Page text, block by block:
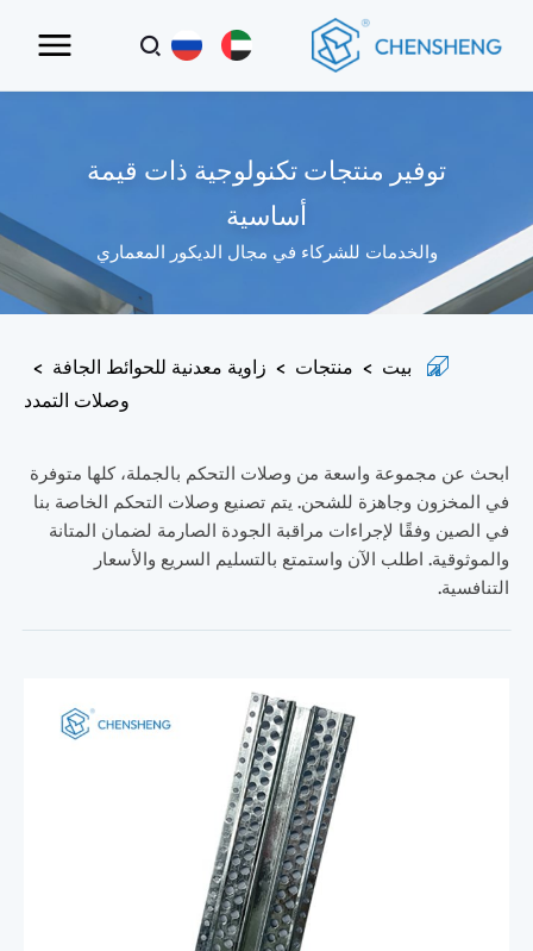
توفير منتجات تكنولوجية ذات قيمة
أساسية
والخدمات للشركاء في مجال الديكور المعماري
بيت > منتجات > زاوية معدنية للحوائط الجافة >
وصلات التمدد
ابحث عن مجموعة واسعة من وصلات التحكم بالجملة، كلها متوفرة
في المخزون وجاهزة للشحن. يتم تصنيع وصلات التحكم الخاصة بنا
في الصين وفقًا لإجراءات مراقبة الجودة الصارمة لضمان المتانة
والموثوقية. اطلب الآن واستمتع بالتسليم السريع والأسعار
التنافسية.